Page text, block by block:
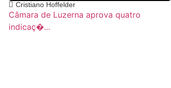
Cristiano Hoffelder
Câmara de Luzerna aprova quatro
indicaç�...